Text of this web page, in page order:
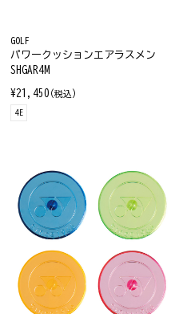
GOLF
パワークッションエアラスメン
SHGAR4M
¥21,450 (税込)
4E